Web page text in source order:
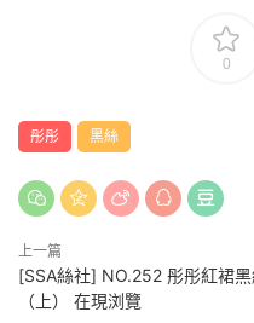
0
彤彤 黑絲
上一篇
[SSA絲社] NO.252 彤彤紅裙黑
（上） 在現浏覽